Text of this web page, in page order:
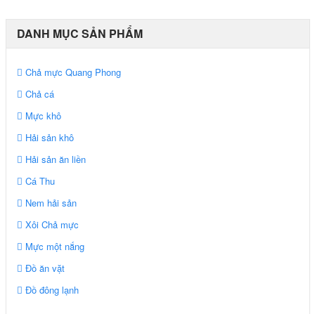
DANH MỤC SẢN PHẨM
Chả mực Quang Phong
Chả cá
Mực khô
Hải sản khô
Hải sản ăn liền
Cá Thu
Nem hải sản
Xôi Chả mực
Mực một nắng
Đồ ăn vặt
Đồ đông lạnh